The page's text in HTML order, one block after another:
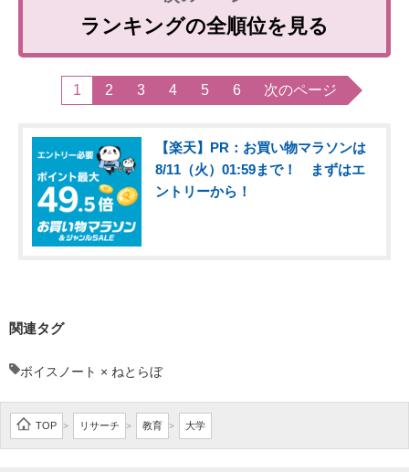
ランキングの全順位を見る
1 2 3 4 5 6 次のページ
【楽天】PR：お買い物マラソンは
8/11（火）01:59まで！ まずはエ
ントリーから！
関連タグ
ボイスノート × ねとらぼ
TOP > リサーチ > 教育 > 大学